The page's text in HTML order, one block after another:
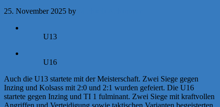
25. November 2025 by
U13
U16
Auch die U13 startete mit der Meisterschaft. Zwei Siege gegen
Inzing und Kolsass mit 2:0 und 2:1 wurden gefeiert. Die U16
startete gegen Inzing und TI 1 fulminant. Zwei Siege mit kraftvollen
Angriffen und Verteidigung sowie taktischen Varianten begeisterten